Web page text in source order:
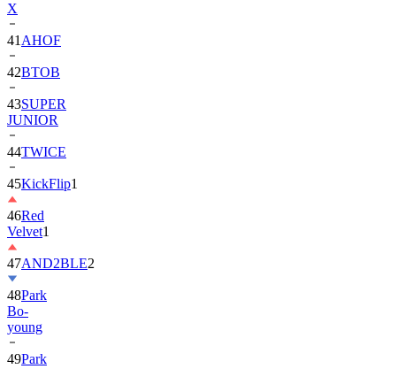
41
42 BTOB
43SUPER
JUNIOR
44TWICE
45KickFlip
46Red
Velvet
47AND2BLE
48Park
Bo-
young
49Park
Ji-
hoon